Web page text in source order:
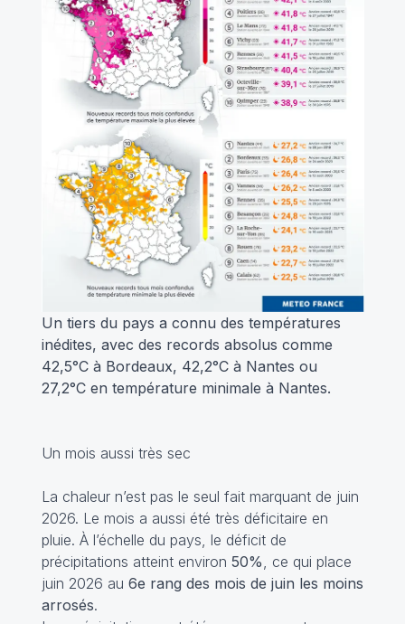
Un tiers du pays a connu des températures
inédites, avec des records absolus comme
42,5°C à Bordeaux, 42,2°C à Nantes ou
27,2°C en température minimale à Nantes.
Un mois aussi très sec
La chaleur n’est pas le seul fait marquant de juin
2026. Le mois a aussi été très déficitaire en
pluie. À l’échelle du pays, le déficit de
précipitations atteint environ 50% , ce qui place
juin 2026 au 6e rang des mois de juin les moins
arrosés.